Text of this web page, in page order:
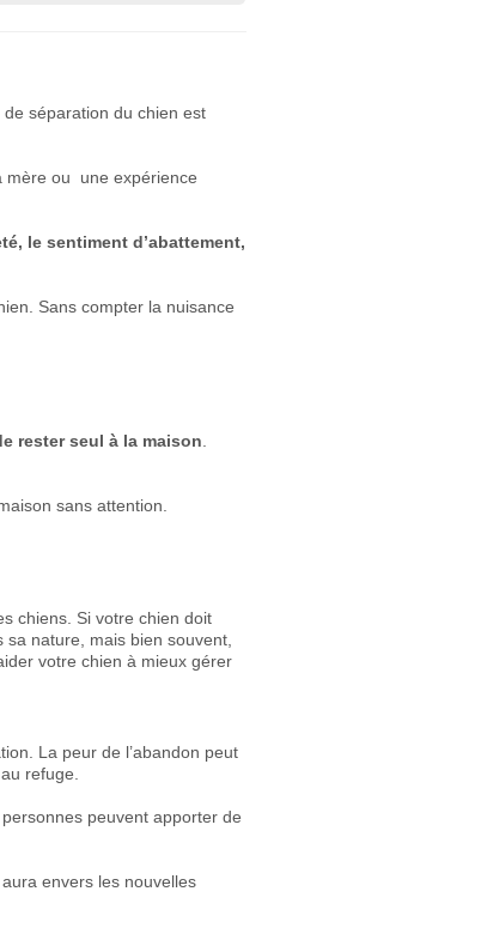
séparation du chien est
mère ou une expérience
le sentiment d’abattement,
Sans compter la nuisance
rester seul à la maison
sans attention.
chiens. Si votre chien doit
nature, mais bien souvent,
votre chien à mieux gérer
La peur de l’abandon peut
refuge.
peuvent apporter de
aura envers les nouvelles